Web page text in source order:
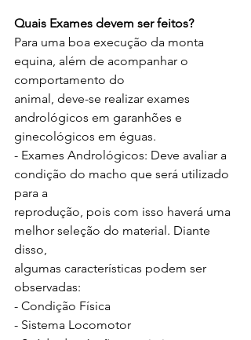
Quais Exames devem ser feitos?
Para uma boa execução da monta
equina, além de acompanhar o
comportamento do
animal, deve-se realizar exames
andrológicos em garanhões e
ginecológicos em éguas.
- Exames Andrológicos: Deve avaliar a
condição do macho que será utilizado
para a
reprodução, pois com isso haverá uma
melhor seleção do material. Diante
disso,
algumas características podem ser
observadas:
- Condição Física
- Sistema Locomotor